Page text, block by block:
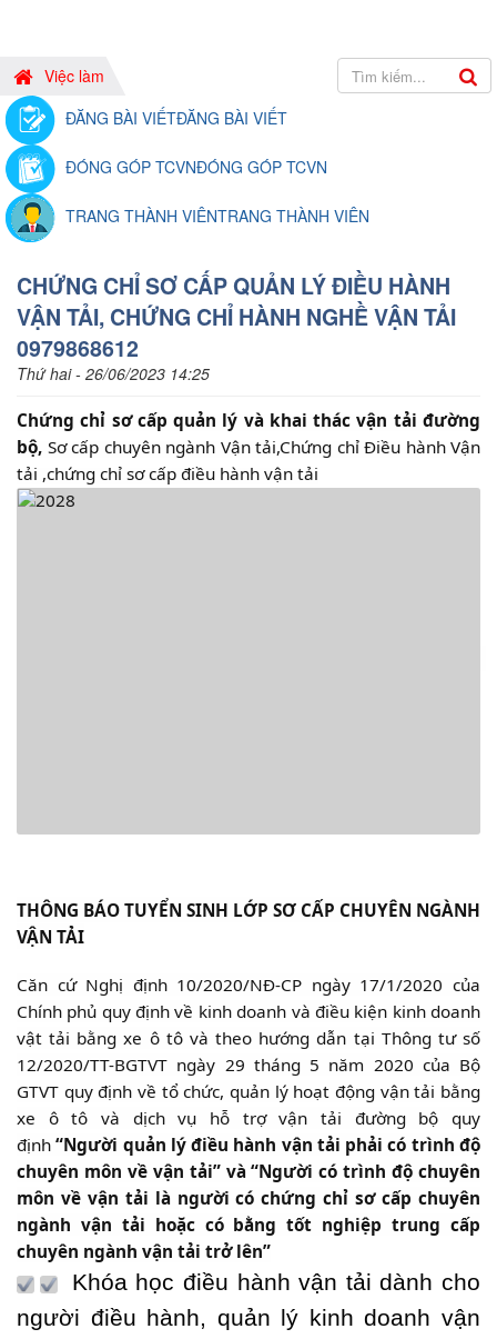
Việc làm
ĐĂNG BÀI VIẾTĐĂNG BÀI VIẾT
ĐÓNG GÓP TCVNĐÓNG GÓP TCVN
TRANG THÀNH VIÊNTRANG THÀNH VIÊN
CHỨNG CHỈ SƠ CẤP QUẢN LÝ ĐIỀU HÀNH
VẬN TẢI, CHỨNG CHỈ HÀNH NGHỀ VẬN TẢI
0979868612
Thứ hai - 26/06/2023 14:25
Chứng chỉ sơ cấp quản lý và khai thác vận tải đường
bộ, Sơ cấp chuyên ngành Vận tải,Chứng chỉ Điều hành Vận
tải ,chứng chỉ sơ cấp điều hành vận tải
THÔNG BÁO TUYỂN SINH LỚP SƠ CẤP CHUYÊN NGÀNH
VẬN TẢI
Căn cứ Nghị định 10/2020/NĐ-CP ngày 17/1/2020 của
Chính phủ quy định về kinh doanh và điều kiện kinh doanh
vật tải bằng xe ô tô và theo hướng dẫn tại Thông tư số
12/2020/TT-BGTVT ngày 29 tháng 5 năm 2020 của Bộ
GTVT quy định về tổ chức, quản lý hoạt động vận tải bằng
xe ô tô và dịch vụ hỗ trợ vận tải đường bộ quy
định“Người quản lý điều hành vận tải phải có trình độ
chuyên môn về vận tải” và “Người có trình độ chuyên
môn về vận tải là người có chứng chỉ sơ cấp chuyên
ngành vận tải hoặc có bằng tốt nghiệp trung cấp
chuyên ngành vận tải trở lên”
Khóa học điều hành vận tải dành cho
người điều hành, quản lý kinh doanh vận